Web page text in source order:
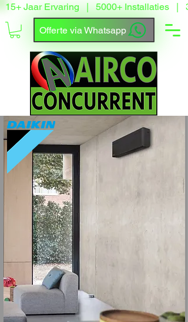
15+ Jaar Ervaring   |   5000+ Installaties   |
Offerte via Whatsapp